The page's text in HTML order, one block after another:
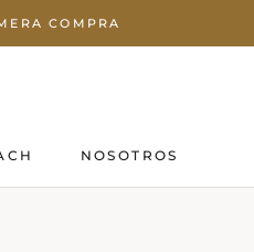
COMPRA
NOSOTROS